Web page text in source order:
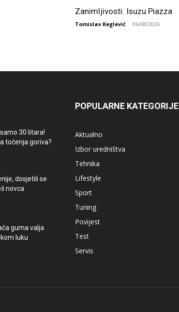
Zanimljivosti: Isuzu Piazza
Tomislav Keglević - 06/08/2026
30 litara!
točenja goriva?
dosjetili se
novca
guma valja
luku
POPULARNE KATEGORIJE
Aktualno
Izbor uredništva
Tehnika
Lifestyle
Sport
Tuning
Povijest
Test
Servis